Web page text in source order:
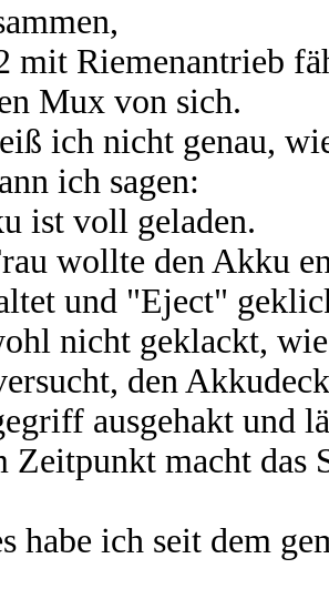
mit Riemenantrieb
Mux von sich.
ich nicht genau,
ich sagen:
ist voll geladen.
wollte den Akku
und "Eject"
nicht geklackt,
den
ausgehakt und
Zeitpunkt macht das
habe ich seit dem